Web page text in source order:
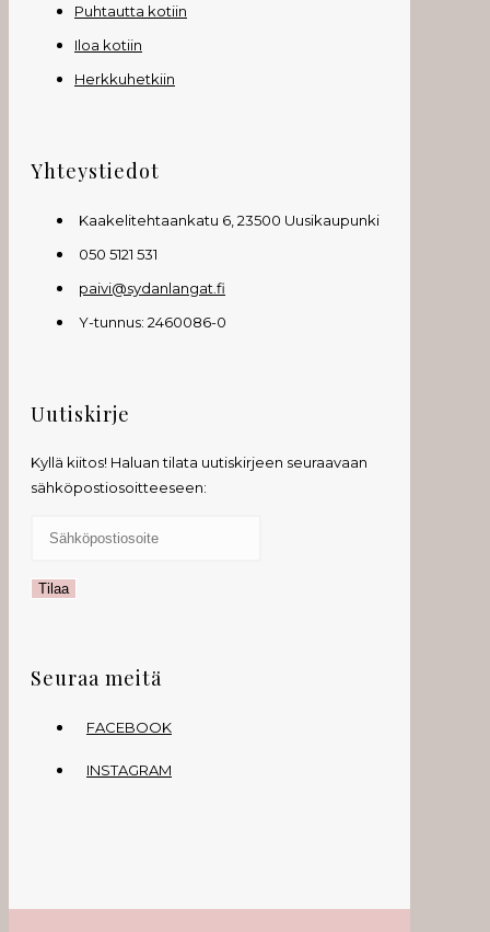
Puhtautta kotiin
Iloa kotiin
Herkkuhetkiin
Yhteystiedot
Kaakelitehtaankatu 6, 23500 Uusikaupunki
050 5121 531
paivi@sydanlangat.fi
Y-tunnus: 2460086-0
Uutiskirje
Kyllä kiitos! Haluan tilata uutiskirjeen seuraavaan
sähköpostiosoitteeseen:
Seuraa meitä
FACEBOOK
INSTAGRAM